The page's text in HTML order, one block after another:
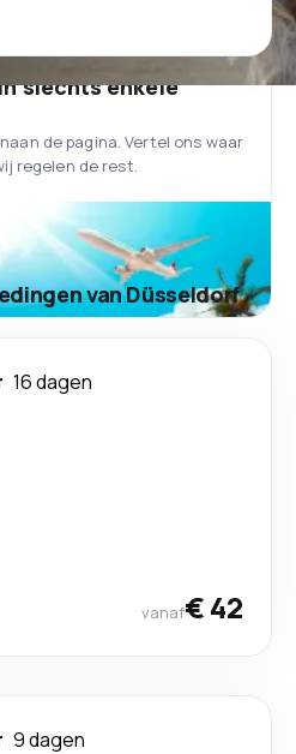
slechts enkele
de pagina. Vertel ons waar
regelen de rest.
van Düsseldorf
16 dagen
vanaf€ 42
9 dagen